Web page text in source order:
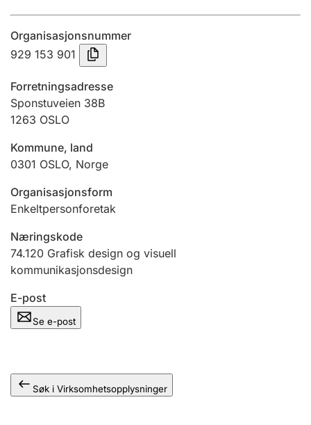
Tinglysing
Jeger
Betaling og jegeravgiftskort
Ektepaktveileder
Offentlig sektor
Andre tema
Organisasjonsnummer
929 153 901
Forretningsadresse
Sponstuveien 38B
1263 OSLO
Kommune, land
0301 OSLO, Norge
Organisasjonsform
Enkeltpersonforetak
Næringskode
74.120 Grafisk design og visuell
kommunikasjonsdesign
E-post
Se e-post
Søk i Virksomhetsopplysninger